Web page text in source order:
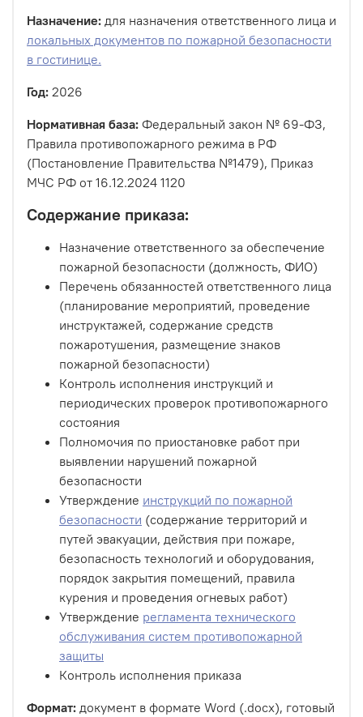
Назначение: для назначения ответственного лица и
локальных документов по пожарной безопасности
в гостинице.
Год: 2026
Нормативная база: Федеральный закон № 69-ФЗ,
Правила противопожарного режима в РФ
(Постановление Правительства №1479), Приказ
МЧС РФ от 16.12.2024 1120
Содержание приказа:
Назначение ответственного за обеспечение
пожарной безопасности (должность, ФИО)
Перечень обязанностей ответственного лица
(планирование мероприятий, проведение
инструктажей, содержание средств
пожаротушения, размещение знаков
пожарной безопасности)
Контроль исполнения инструкций и
периодических проверок противопожарного
состояния
Полномочия по приостановке работ при
выявлении нарушений пожарной
безопасности
Утверждение инструкций по пожарной
безопасности (содержание территорий и
путей эвакуации, действия при пожаре,
безопасность технологий и оборудования,
порядок закрытия помещений, правила
курения и проведения огневых работ)
Утверждение регламента технического
обслуживания систем противопожарной
защиты
Контроль исполнения приказа
Формат: документ в формате Word (.docx), готовый